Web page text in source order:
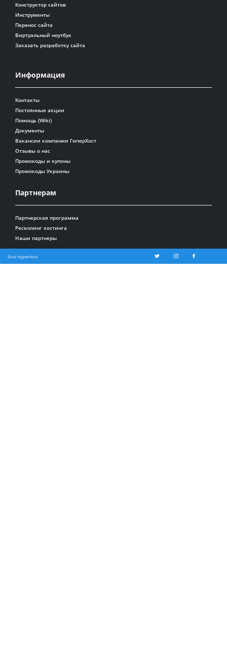
Конструктор сайтов
Инструменты
Перенос сайта
Виртуальный ноутбук
Заказать разработку сайта
Информация
Контакты
Постоянные акции
Помощь (Wiki)
Документы
Вакансии компании ГиперХост
Отзывы о нас
Промокоды и купоны
Промокоды Украины
Партнерам
Партнерская программа
Реселлинг хостинга
Наши партнеры
Блог HyperHost